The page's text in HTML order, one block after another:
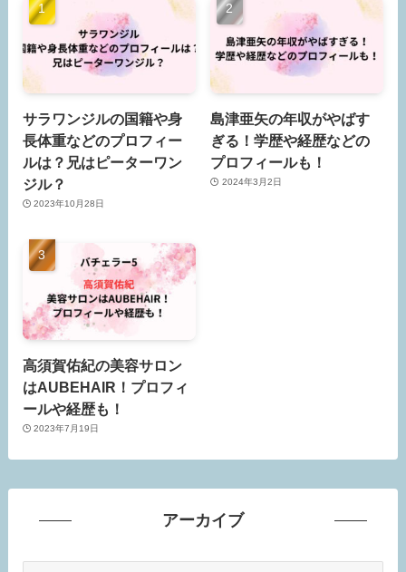
サラワンジルの国籍や身
長体重などのプロフィー
ルは？兄はピーターワン
ジル？
2023年10月28日
島津亜矢の年収がやばす
ぎる！学歴や経歴などの
プロフィールも！
2024年3月2日
高須賀佑紀の美容サロン
はAUBEHAIR！プロフィ
ールや経歴も！
2023年7月19日
アーカイブ